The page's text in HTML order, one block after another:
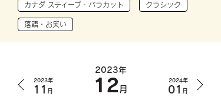
カナダ スティーブ・バラカット クラシック
落語・お笑い
2023年
11 月
2023年
12月
2024年
01 月